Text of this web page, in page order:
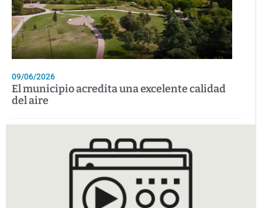
09/06/2026
El municipio acredita una excelente calidad
del aire